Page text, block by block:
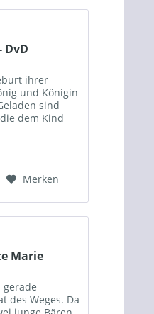
DvD
ihrer
und Königin
sind
dem Kind
Merken
Marie
gerade
des Weges. Da